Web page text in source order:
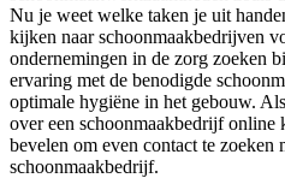
Nu je weet welke taken je uit
kijken naar schoonmaakbedrijven
ondernemingen in de zorg zoeken
ervaring met de benodigde
optimale hygiëne in het gebouw.
over een schoonmaakbedrijf online
bevelen om even contact te zoeken
schoonmaakbedrijf.